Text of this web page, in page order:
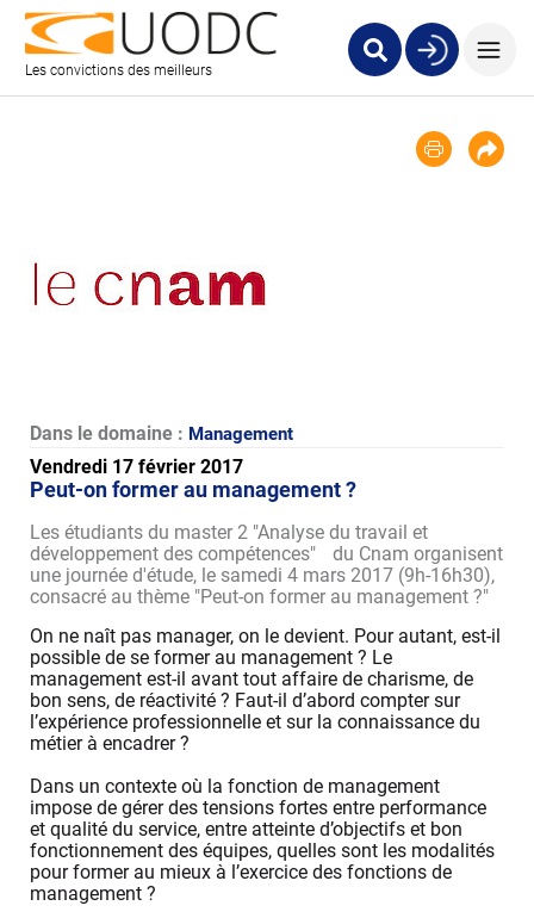
Les convictions des meilleurs
Dans le domaine : Management
Vendredi 17 février 2017
Peut-on former au management ?
Les étudiants du master 2 "Analyse du travail et
développement des compétences" du Cnam organisent
une journée d'étude, le samedi 4 mars 2017 (9h-16h30),
consacré au thème "Peut-on former au management ?"
On ne naît pas manager, on le devient. Pour autant, est-il
possible de se former au management ? Le
management est-il avant tout affaire de charisme, de
bon sens, de réactivité ? Faut-il d’abord compter sur
l’expérience professionnelle et sur la connaissance du
métier à encadrer ?
Dans un contexte où la fonction de management
impose de gérer des tensions fortes entre performance
et qualité du service, entre atteinte d’objectifs et bon
fonctionnement des équipes, quelles sont les modalités
pour former au mieux à l’exercice des fonctions de
management ?